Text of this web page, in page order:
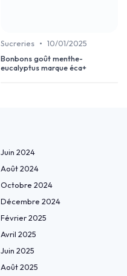
Sucreries • 10/01/2025
Bonbons goût menthe-
eucalyptus marque éca+
Juin 2024
Août 2024
Octobre 2024
Décembre 2024
Février 2025
Avril 2025
Juin 2025
Août 2025